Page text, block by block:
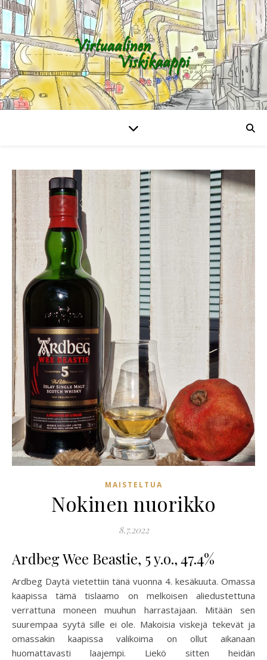
MAISTELTUA
Nokinen nuorikko
8.7.2022
Ardbeg Wee Beastie, 5 y.o., 47.4%
Ardbeg Daytä vietettiin tänä vuonna 4. kesäkuuta. Omassa
kaapissa tämä tislaamo on melkoisen aliedustettuna
verrattuna moneen muuhun harrastajaan. Mitään sen
suurempaa syytä sille ei ole. Makoisia viskejä tekevät ja
omassakin kaapissa valikoima on ollut aikanaan
huomattavasti laajempi. Liekö sitten heidän